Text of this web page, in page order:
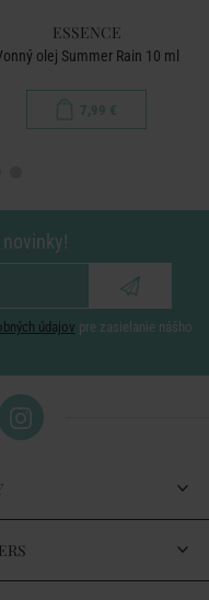
ESSENCE
olej Summer Rain 10 ml
7,99 €
údajov pre zasielanie nášho